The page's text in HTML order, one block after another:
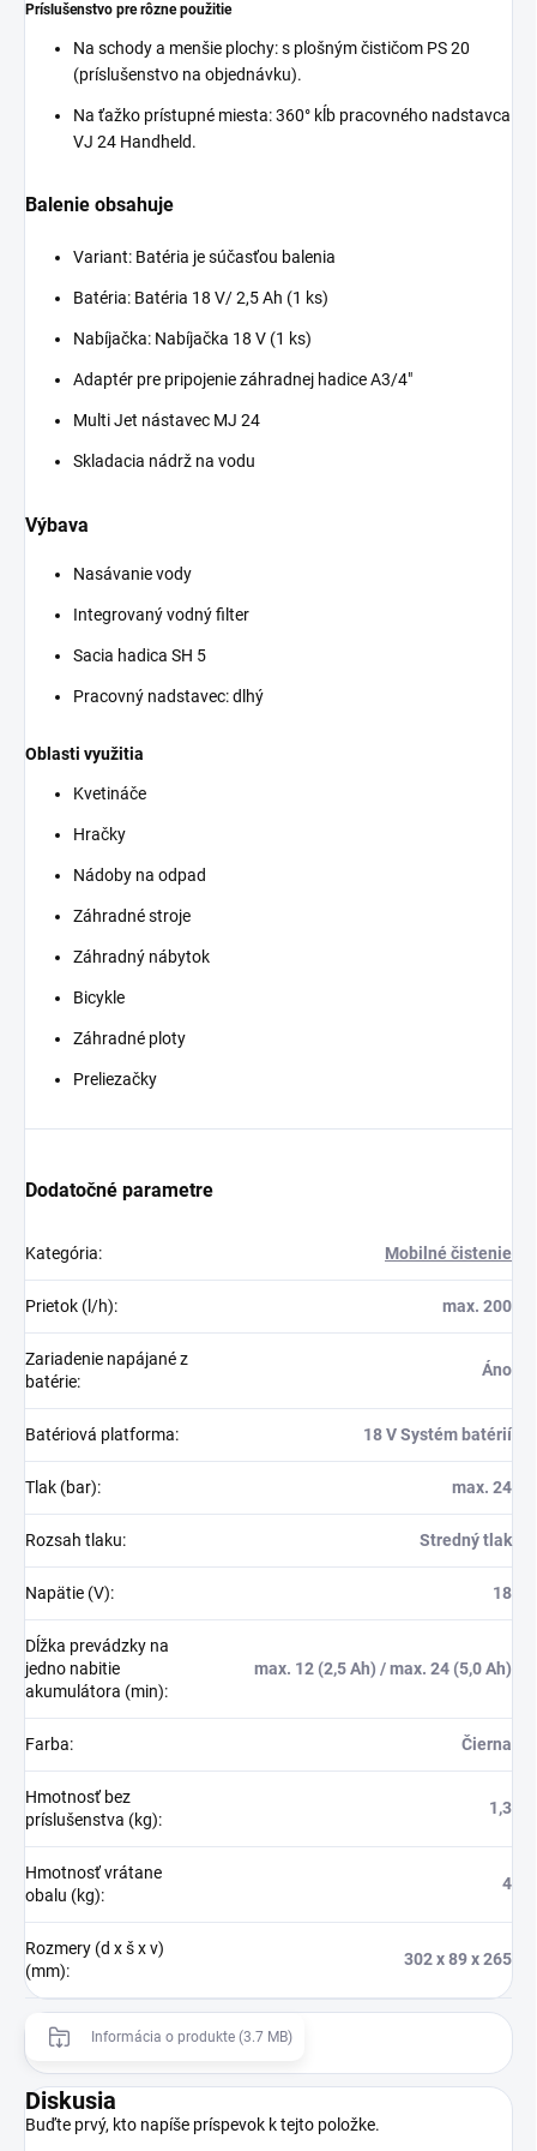
Príslušenstvo pre rôzne použitie
Na schody a menšie plochy: s plošným čističom PS 20
(príslušenstvo na objednávku).
Na ťažko prístupné miesta: 360° kĺb pracovného nadstavca
VJ 24 Handheld.
Balenie obsahuje
Variant: Batéria je súčasťou balenia
Batéria: Batéria 18 V/ 2,5 Ah (1 ks)
Nabíjačka: Nabíjačka 18 V (1 ks)
Adaptér pre pripojenie záhradnej hadice A3/4"
Multi Jet nástavec MJ 24
Skladacia nádrž na vodu
Výbava
Nasávanie vody
Integrovaný vodný filter
Sacia hadica SH 5
Pracovný nadstavec: dlhý
Oblasti využitia
Kvetináče
Hračky
Nádoby na odpad
Záhradné stroje
Záhradný nábytok
Bicykle
Záhradné ploty
Preliezačky
Dodatočné parametre
Kategória: Mobilné čistenie
Prietok (l/h): max. 200
Zariadenie napájané z
batérie:
Áno
Batériová platforma: 18 V Systém batérií
Tlak (bar): max. 24
Rozsah tlaku: Stredný tlak
Napätie (V): 18
Dĺžka prevádzky na
jedno nabitie
akumulátora (min):
max. 12 (2,5 Ah) / max. 24 (5,0 Ah)
Farba: Čierna
Hmotnosť bez
príslušenstva (kg):
1,3
Hmotnosť vrátane
obalu (kg):
4
Rozmery (d x š x v)
(mm):
302 x 89 x 265
Informácia o produkte (3.7 MB)
Diskusia
Buďte prvý, kto napíše príspevok k tejto položke.